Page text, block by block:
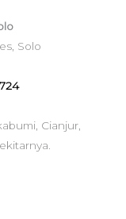
Solo
Cianjur,